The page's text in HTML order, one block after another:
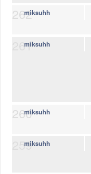
Turun sää
Kuopion sää
Mainostus
Palaute
262miksuhh
261
miksuhh
260miksuhh
259
miksuhh